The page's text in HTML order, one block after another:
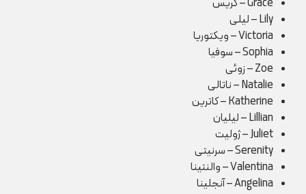
Grace – گریس
Lily – لیلی
Victoria – ویکتوریا
Sophia – سوفیا
Zoe – زوئی
Natalie – ناتالی
Katherine – کاترین
Lillian – لیلیان
Juliet – ژولیت
Serenity – سرنیتی
Valentina – والنتینا
Angelina – آنجلینا